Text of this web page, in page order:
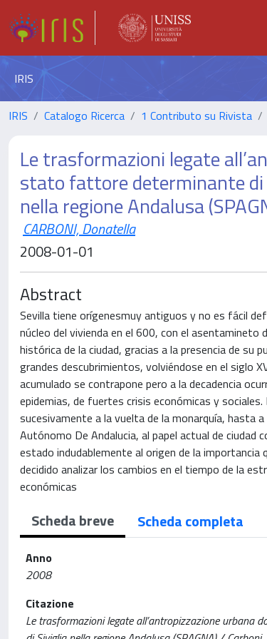
IRIS
IRIS Catalogo Ricerca 1 Contributo su Rivista
Le trasformazioni legate
stato fattore determinante di
nella regione Andalusa
CARBONI, Donatella
2008-01-01
Abstract
Sevilla tiene orígenesmuy antiguos y no es fácil
núcleo del vivienda en el 600, con el asentamineto
histórica de la ciudad, gracias a la presencia de su
grandes descubrimientos, volviéndose en el siglo
acumulado se contrapone pero a la decadencia
epidemias, de fuertes crisis económicas y
sucesivamente a la vuelta de la monarquía, hasta
Autónomo De Andalucia, al papel actual de ciudad
estado indudablemente al origen de la importancia
decidido analizar los cambios en el tiempo de la
económicas
Scheda breve Scheda completa
Anno
2008
Citazione
Le trasformazioni legate all’antropizzazione urbana